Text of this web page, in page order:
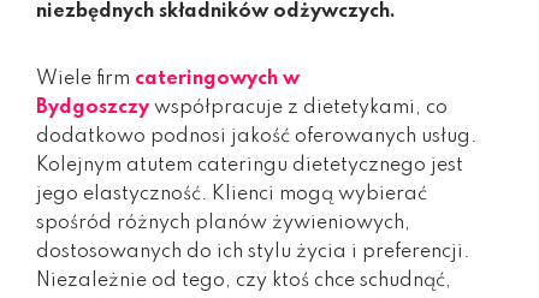
niezbędnych składników odżywczych.
Wiele firm cateringowych w
Bydgoszczy współpracuje z dietetykami, co
dodatkowo podnosi jakość oferowanych usług.
Kolejnym atutem cateringu dietetycznego jest
jego elastyczność. Klienci mogą wybierać
spośród różnych planów żywieniowych,
dostosowanych do ich stylu życia i preferencji.
Niezależnie od tego, czy ktoś chce schudnąć,